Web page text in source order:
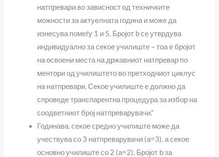
натпревари во зависност од техничките
можности за актуелната година и може да
изнесува помеѓу 1 и 5. Бројот b се утврдува
индивидуално за секое училиште – тоа е бројот
на освоени места на државниот натпревар по
ментори од училиштето во претходниот циклус
на натпревари. Секое училиште е должно да
спроведе транспарентна процедура за избор на
соодветниот број натпреварувачи.“
Годинава, секое средно училиште може да
учествува со 3 натпреварувачи (а=3), а секое
основно училиште со 2 (а=2). Бројот b за